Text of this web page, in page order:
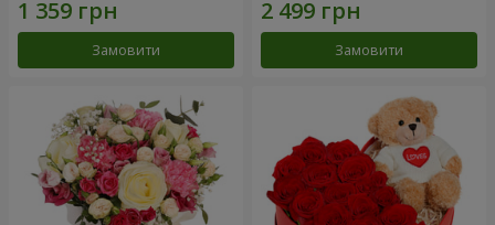
Замовити Замовити